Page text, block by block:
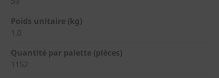
Poids unitaire (kg)
1,0
Quantité par palette (pièces)
1152